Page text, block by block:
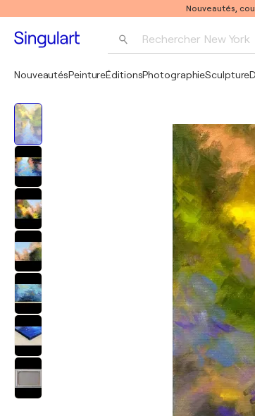
Nouveautés,
Rechercher New York
Pablo
NouveautésPeintureÉditionsPhotographieSculpture